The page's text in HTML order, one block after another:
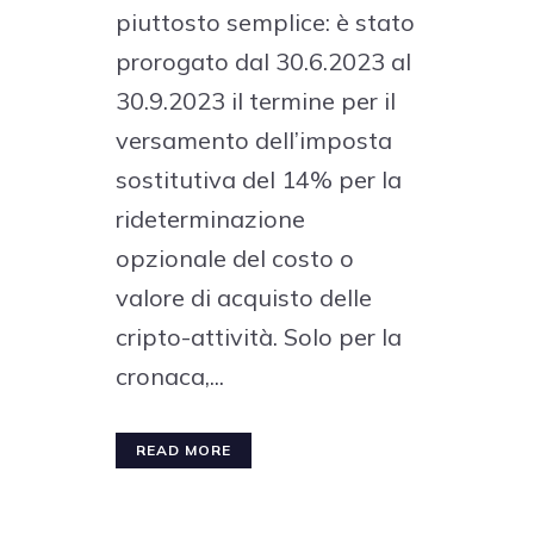
piuttosto semplice: è stato
prorogato dal 30.6.2023 al
30.9.2023 il termine per il
versamento dell’imposta
sostitutiva del 14% per la
rideterminazione
opzionale del costo o
valore di acquisto delle
cripto-attività. Solo per la
cronaca,...
READ MORE